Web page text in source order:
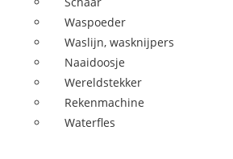
Waspoeder
Waslijn, wasknijpers
Naaidoosje
Wereldstekker
Rekenmachine
Waterfles